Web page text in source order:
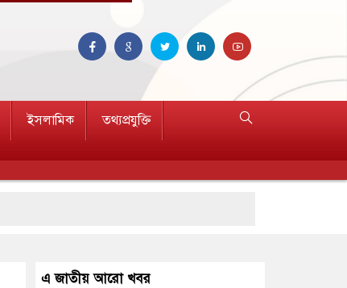
ইসলামিক তথ্যপ্রযুক্তি
এ জাতীয় আরো খবর